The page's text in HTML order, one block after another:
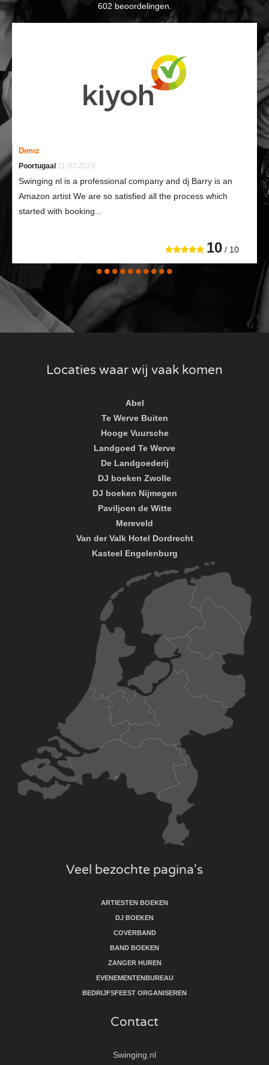
602 beoordelingen.
Denız
Poortugaal 11-07-2026
Swinging nl is a professional company and dj Barry is an
Amazon artist We are so satisfied all the process which
started with booking...
10 / 10
Locaties waar wij vaak komen
Abel
Te Werve Buiten
Hooge Vuursche
Landgoed Te Werve
De Landgoederij
DJ boeken Zwolle
DJ boeken Nijmegen
Paviljoen de Witte
Mereveld
Van der Valk Hotel Dordrecht
Kasteel Engelenburg
Veel bezochte pagina's
ARTIESTEN BOEKEN
DJ BOEKEN
COVERBAND
BAND BOEKEN
ZANGER HUREN
EVENEMENTENBUREAU
BEDRIJFSFEEST ORGANISEREN
Contact
Swinging.nl